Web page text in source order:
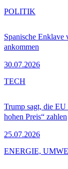
Spanische Enklave
ankommen
30.07.2026
POLITIK
Trump sagt, die
hohen Preis“ zahlen
25.07.2026
TECH
ENERGIE,